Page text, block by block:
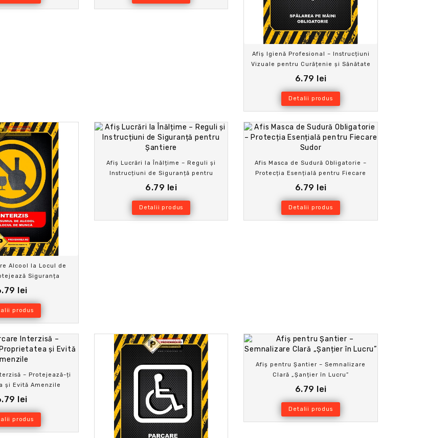
Afiș Igienă Profesional – Instrucțiuni
Vizuale pentru Curățenie și Sănătate
6.79 lei
Detalii produs
Alcool la Locul de
Siguranța
lei
produs
Afiș Lucrări la Înălțime – Reguli și
Instrucțiuni de Siguranță pentru
Șantiere
6.79 lei
Detalii produs
Afis Masca de Sudură Obligatorie –
Protecția Esențială pentru Fiecare
Sudor
6.79 lei
Detalii produs
– Protejează-ți
și Evită Amenzile
lei
produs
Afiș pentru Șantier – Semnalizare
Clară „Șanțier în Lucru”
6.79 lei
Detalii produs